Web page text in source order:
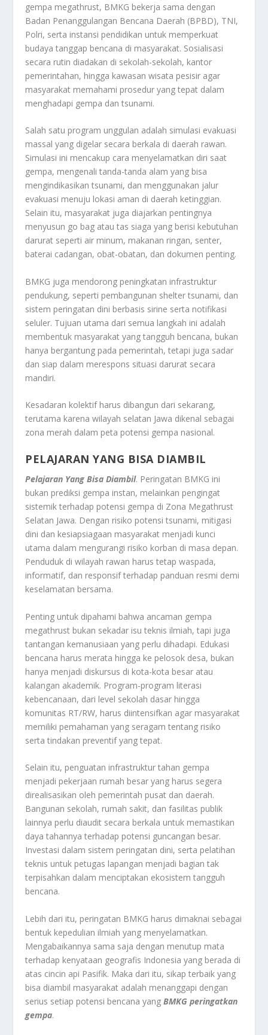
gempa megathrust, BMKG bekerja sama dengan
Badan Penanggulangan Bencana Daerah (BPBD), TNI,
Polri, serta instansi pendidikan untuk memperkuat
budaya tanggap bencana di masyarakat. Sosialisasi
secara rutin diadakan di sekolah-sekolah, kantor
pemerintahan, hingga kawasan wisata pesisir agar
masyarakat memahami prosedur yang tepat dalam
menghadapi gempa dan tsunami.
Salah satu program unggulan adalah simulasi evakuasi
massal yang digelar secara berkala di daerah rawan.
Simulasi ini mencakup cara menyelamatkan diri saat
gempa, mengenali tanda-tanda alam yang bisa
mengindikasikan tsunami, dan menggunakan jalur
evakuasi menuju lokasi aman di daerah ketinggian.
Selain itu, masyarakat juga diajarkan pentingnya
menyusun go bag atau tas siaga yang berisi kebutuhan
darurat seperti air minum, makanan ringan, senter,
baterai cadangan, obat-obatan, dan dokumen penting.
BMKG juga mendorong peningkatan infrastruktur
pendukung, seperti pembangunan shelter tsunami, dan
sistem peringatan dini berbasis sirine serta notifikasi
seluler. Tujuan utama dari semua langkah ini adalah
membentuk masyarakat yang tangguh bencana, bukan
hanya bergantung pada pemerintah, tetapi juga sadar
dan siap dalam merespons situasi darurat secara
mandiri.
Kesadaran kolektif harus dibangun dari sekarang,
terutama karena wilayah selatan Jawa dikenal sebagai
zona merah dalam peta potensi gempa nasional.
PELAJARAN YANG BISA DIAMBIL
Pelajaran Yang Bisa Diambil. Peringatan BMKG ini
bukan prediksi gempa instan, melainkan pengingat
sistemik terhadap potensi gempa di Zona Megathrust
Selatan Jawa. Dengan risiko potensi tsunami, mitigasi
dini dan kesiapsiagaan masyarakat menjadi kunci
utama dalam mengurangi risiko korban di masa depan.
Penduduk di wilayah rawan harus tetap waspada,
informatif, dan responsif terhadap panduan resmi demi
keselamatan bersama.
Penting untuk dipahami bahwa ancaman gempa
megathrust bukan sekadar isu teknis ilmiah, tapi juga
tantangan kemanusiaan yang perlu dihadapi. Edukasi
bencana harus merata hingga ke pelosok desa, bukan
hanya menjadi diskursus di kota-kota besar atau
kalangan akademik. Program-program literasi
kebencanaan, dari level sekolah dasar hingga
komunitas RT/RW, harus diintensifkan agar masyarakat
memiliki pemahaman yang seragam tentang risiko
serta tindakan preventif yang tepat.
Selain itu, penguatan infrastruktur tahan gempa
menjadi pekerjaan rumah besar yang harus segera
direalisasikan oleh pemerintah pusat dan daerah.
Bangunan sekolah, rumah sakit, dan fasilitas publik
lainnya perlu diaudit secara berkala untuk memastikan
daya tahannya terhadap potensi guncangan besar.
Investasi dalam sistem peringatan dini, serta pelatihan
teknis untuk petugas lapangan menjadi bagian tak
terpisahkan dalam menciptakan ekosistem tangguh
bencana.
Lebih dari itu, peringatan BMKG harus dimaknai sebagai
bentuk kepedulian ilmiah yang menyelamatkan.
Mengabaikannya sama saja dengan menutup mata
terhadap kenyataan geografis Indonesia yang berada di
atas cincin api Pasifik. Maka dari itu, sikap terbaik yang
bisa diambil masyarakat adalah menanggapi dengan
serius setiap potensi bencana yangBMKG peringatkan
gempa.